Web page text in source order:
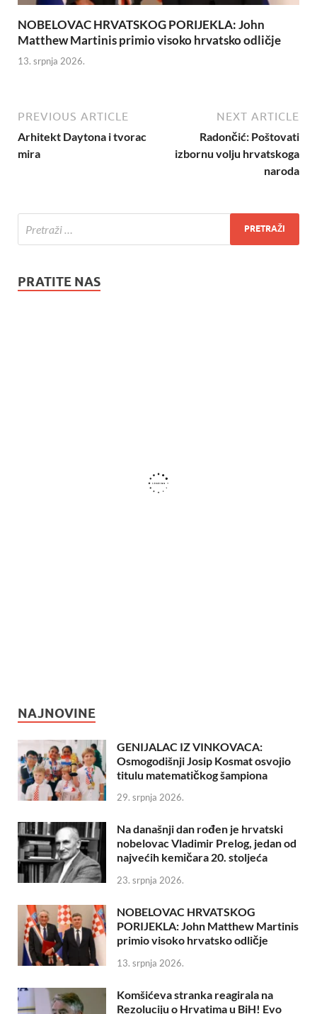
NOBELOVAC HRVATSKOG PORIJEKLA: John
Matthew Martinis primio visoko hrvatsko odličje
13. srpnja 2026.
PREVIOUS ARTICLE
Arhitekt Daytona i tvorac
mira
NEXT ARTICLE
Radončić: Poštovati
izbornu volju hrvatskoga
naroda
PRATITE NAS
NAJNOVINE
GENIJALAC IZ VINKOVACA:
Osmogodišnji Josip Kosmat osvojio
titulu matematičkog šampiona
29. srpnja 2026.
Na današnji dan rođen je hrvatski
nobelovac Vladimir Prelog, jedan od
najvećih kemičara 20. stoljeća
23. srpnja 2026.
NOBELOVAC HRVATSKOG
PORIJEKLA: John Matthew Martinis
primio visoko hrvatsko odličje
13. srpnja 2026.
Komšićeva stranka reagirala na
Rezoluciju o Hrvatima u BiH! Evo